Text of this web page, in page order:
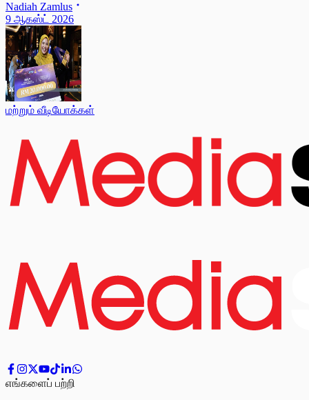
Nadiah Zamlus
9 ஆகஸ்ட் 2026
மற்றும் வீடியோக்கள்
எங்களைப் பற்றி